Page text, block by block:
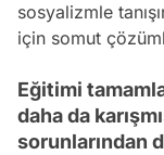
sosyalizmle
için somut
Eğitimi
daha da
sorunlarından